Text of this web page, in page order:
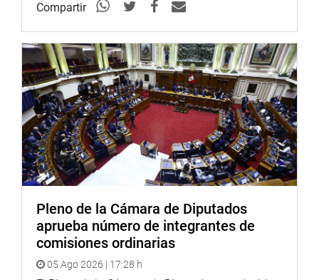
Compartir
Pleno de la Cámara de Diputados
aprueba número de integrantes de
comisiones ordinarias
05 Ago 2026 | 17:28 h